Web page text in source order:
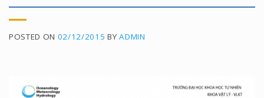
POSTED ON 02/12/2015 BYADMIN